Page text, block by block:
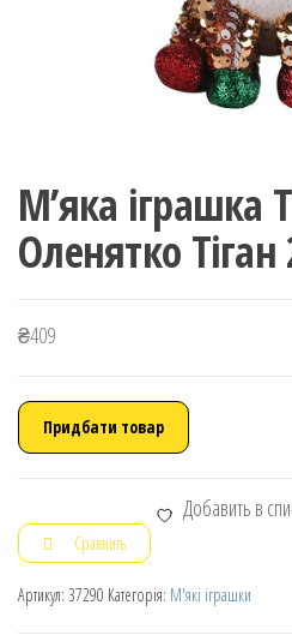
М’яка іграшка
Оленятко
₴409
Придбати товар
Добавить в
Сравнить
Артикул: 37290 Категорія: М'які іграшки